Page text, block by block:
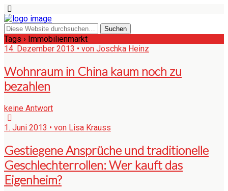
Tags › Immobilienmarkt
14. Dezember 2013 • von Joschka Heinz
Wohnraum in China kaum noch zu
bezahlen
keine Antwort
1. Juni 2013 • von Lisa Krauss
Gestiegene Ansprüche und traditionelle
Geschlechterrollen: Wer kauft das
Eigenheim?